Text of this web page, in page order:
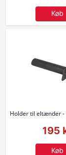
Køb
Holder til eltænder
195
Køb